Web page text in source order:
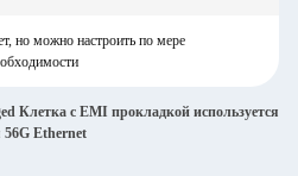
но можно настроить по мере
Клетка с EMI прокладкой используется
56G Ethernet